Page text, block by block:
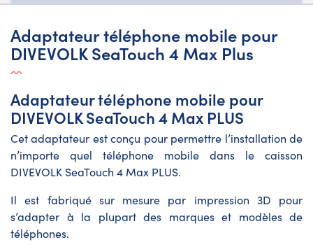
Adaptateur téléphone mobile pour
DIVEVOLK SeaTouch 4 Max Plus
Adaptateur téléphone mobile pour
DIVEVOLK SeaTouch 4 Max PLUS
Cet adaptateur est conçu pour permettre l’installation de
n’importe quel téléphone mobile dans le caisson
DIVEVOLK SeaTouch 4 Max PLUS.
Il est fabriqué sur mesure par impression 3D pour
s’adapter à la plupart des marques et modèles de
téléphones.